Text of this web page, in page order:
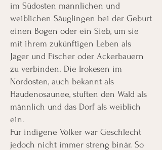
im Südosten männlichen und
weiblichen Säuglingen bei der Geburt
einen Bogen oder ein Sieb, um sie
mit ihrem zukünftigen Leben als
Jäger und Fischer oder Ackerbauern
zu verbinden. Die Irokesen im
Nordosten, auch bekannt als
Haudenosaunee, stuften den Wald als
männlich und das Dorf als weiblich
ein.
Für indigene Völker war Geschlecht
jedoch nicht immer streng binär. So